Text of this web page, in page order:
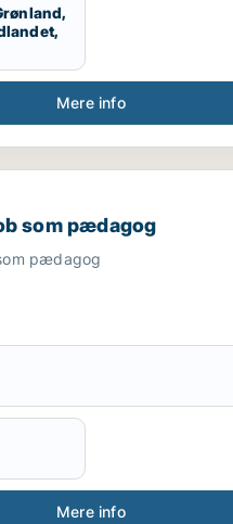
Mere info
/
som pædagog
som pædagog
pædagog
Mere info